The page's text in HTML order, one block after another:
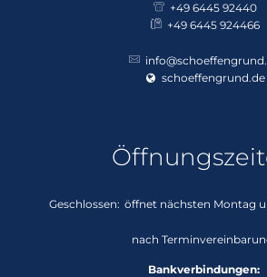
+49 6445 92440
+49 6445 924466
schoeffengrund.de
Klicken, um weitere Öffnungs- oder
Geschlossen: öffnet nächsten Montag
nach
Bankverbindungen: